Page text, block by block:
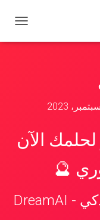
ب
لالآن
🔮
📱 تطبيق تفسير الأحلام الذكي - DreamAI